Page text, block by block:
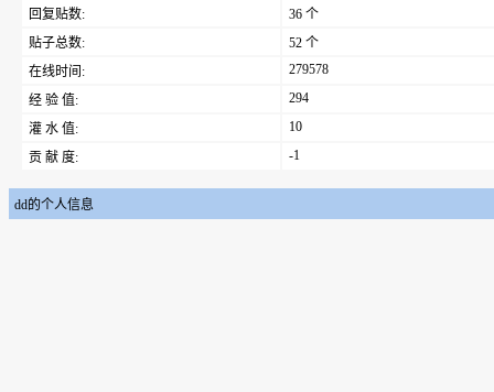
回复贴数:
36 个
贴子总数:
52 个
在线时间:
279578
经 验 值:
294
灌 水 值:
10
贡 献 度:
-1
dd的个人信息